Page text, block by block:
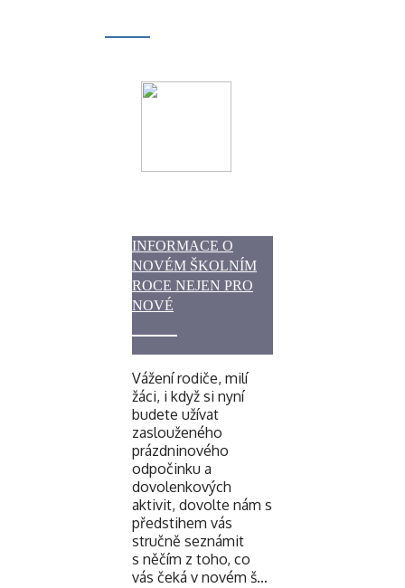
INFORMACE O
NOVÉM ŠKOLNÍM
ROCE NEJEN PRO
NOVÉ
Vážení rodiče, milí
žáci, i když si nyní
budete užívat
zaslouženého
prázdninového
odpočinku a
dovolenkových
aktivit, dovolte nám s
předstihem vás
stručně seznámit
s něčím z toho, co
vás čeká v novém š…